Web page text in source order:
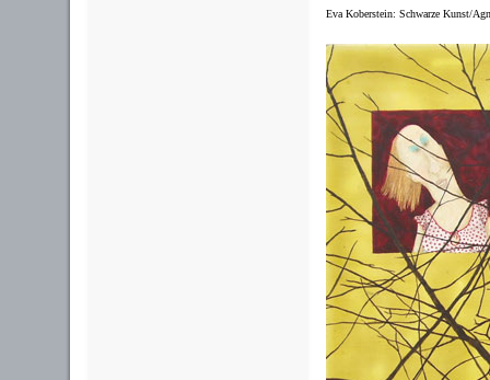
Eva Koberstein: Schwarze Kunst/